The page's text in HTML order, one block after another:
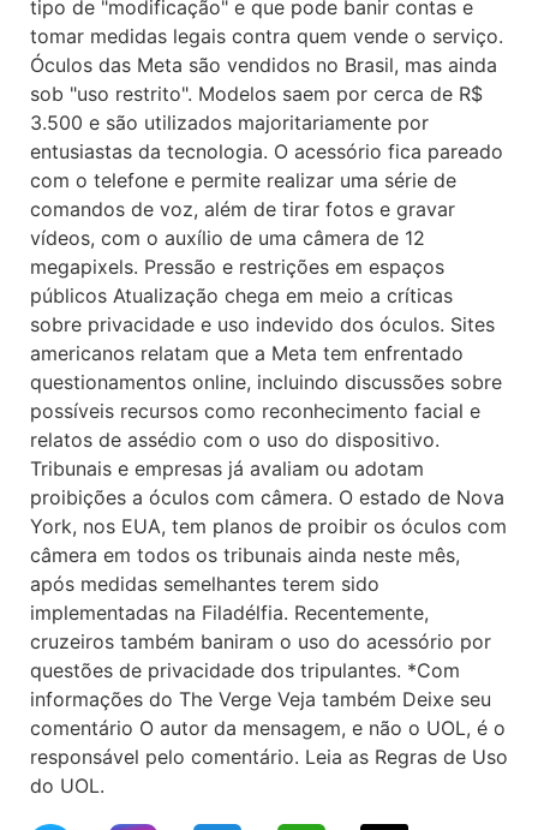
tipo de "modificação" e que pode banir contas e
tomar medidas legais contra quem vende o serviço.
Óculos das Meta são vendidos no Brasil, mas ainda
sob "uso restrito". Modelos saem por cerca de R$
3.500 e são utilizados majoritariamente por
entusiastas da tecnologia. O acessório fica pareado
com o telefone e permite realizar uma série de
comandos de voz, além de tirar fotos e gravar
vídeos, com o auxílio de uma câmera de 12
megapixels. Pressão e restrições em espaços
públicos Atualização chega em meio a críticas
sobre privacidade e uso indevido dos óculos. Sites
americanos relatam que a Meta tem enfrentado
questionamentos online, incluindo discussões sobre
possíveis recursos como reconhecimento facial e
relatos de assédio com o uso do dispositivo.
Tribunais e empresas já avaliam ou adotam
proibições a óculos com câmera. O estado de Nova
York, nos EUA, tem planos de proibir os óculos com
câmera em todos os tribunais ainda neste mês,
após medidas semelhantes terem sido
implementadas na Filadélfia. Recentemente,
cruzeiros também baniram o uso do acessório por
questões de privacidade dos tripulantes. *Com
informações do The Verge Veja também Deixe seu
comentário O autor da mensagem, e não o UOL, é o
responsável pelo comentário. Leia as Regras de Uso
do UOL.